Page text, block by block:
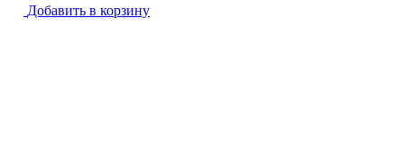
Добавить в корзину